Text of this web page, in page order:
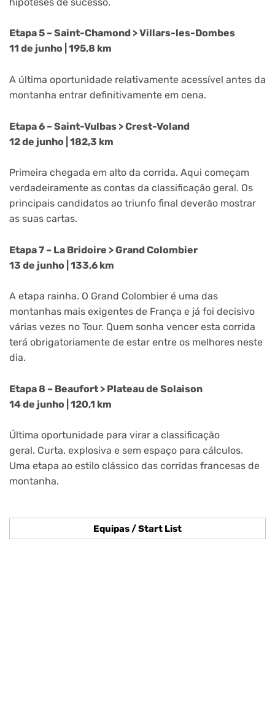
Etapa 5 – Saint-Chamond > Villars-les-Dombes
11 de junho | 195,8 km
A última oportunidade relativamente acessível antes da
montanha entrar definitivamente em cena.
Etapa 6 – Saint-Vulbas > Crest-Voland
12 de junho | 182,3 km
Primeira chegada em alto da corrida. Aqui começam
verdadeiramente as contas da classificação geral. Os
principais candidatos ao triunfo final deverão mostrar
as suas cartas.
Etapa 7 – La Bridoire > Grand Colombier
13 de junho | 133,6 km
A etapa rainha. O Grand Colombier é uma das
montanhas mais exigentes de França e já foi decisivo
várias vezes no Tour. Quem sonha vencer esta corrida
terá obrigatoriamente de estar entre os melhores neste
dia.
Etapa 8 – Beaufort > Plateau de Solaison
14 de junho | 120,1 km
Última oportunidade para virar a classificação
geral. Curta, explosiva e sem espaço para cálculos.
Uma etapa ao estilo clássico das corridas francesas de
montanha.
Equipas / Start List